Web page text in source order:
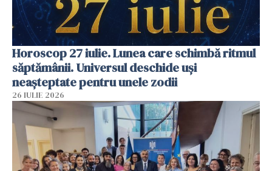
Horoscop 27 iulie. Lunea care schimbă ritmul
săptămânii. Universul deschide uși
neașteptate pentru unele zodii
26 IULIE 2026